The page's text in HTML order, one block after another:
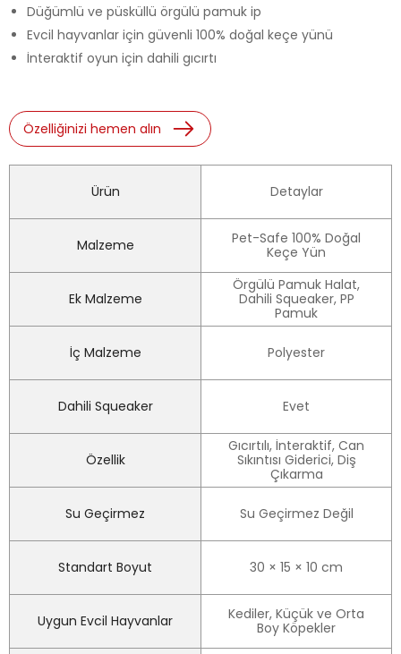
Düğümlü ve püsküllü örgülü pamuk ip
Evcil hayvanlar için güvenli 100% doğal keçe yünü
İnteraktif oyun için dahili gıcırtı
Özelliğinizi hemen alın
Ürün Detaylar
Malzeme
Pet-Safe 100% Doğal
Keçe Yün
Ek Malzeme
Örgülü Pamuk Halat,
Dahili Squeaker, PP
Pamuk
İç Malzeme Polyester
Dahili Squeaker Evet
Özellik
Gıcırtılı, İnteraktif, Can
Sıkıntısı Giderici, Diş
Çıkarma
Su Geçirmez Su Geçirmez Değil
Standart Boyut 30 × 15 × 10 cm
Uygun Evcil Hayvanlar
Kediler, Küçük ve Orta
Boy Köpekler